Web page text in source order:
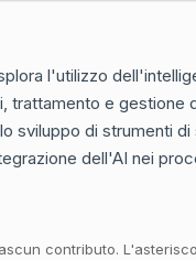
l'utilizzo
e gestione
sviluppo di strumenti
dell'AI nei
contributo.